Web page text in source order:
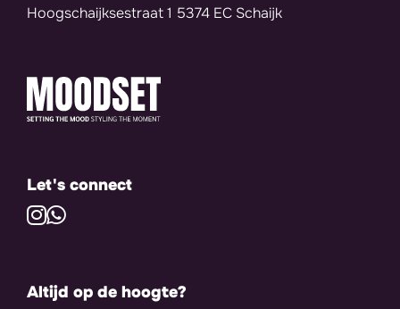
Hoogschaijksestraat 1 5374 EC Schaijk
Let's connect
Altijd op de hoogte?